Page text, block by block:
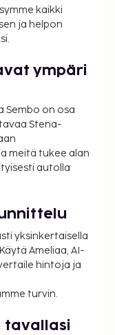
Hotelli tarjoaa
aikoina).
virallisen
turismin
muuttua).
1.10.2026–
voi muuttua).
meluhaittojen
kaikki
ja helpon
ympäri
Sembo on osa
Stena-
meitä tukee alan
autolla
yksinkertaisella
Ameliaa, AI-
hintoja ja
turvin.
tavallasi